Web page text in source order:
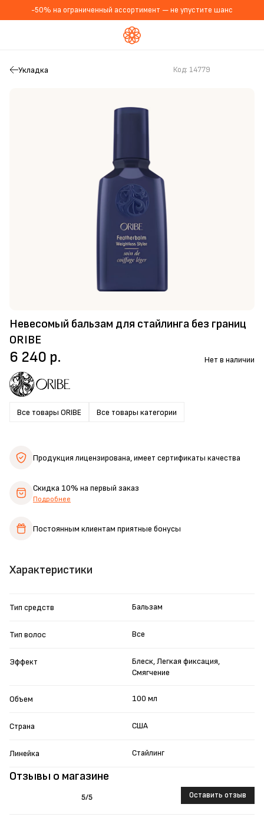
-50% на ограниченный ассортимент — не упустите шанс
Укладка
Невесомый бальзам для стайлинга без границ
ORIBE
Код: 14779
Все товары ORIBE Все товары категории
6 240 р. Нет в наличии
Отзывы о магазине
5/5 Оставить отзыв
Характеристики
Тип средств Бальзам
Тип волос Все
Эффект
Блеск, Легкая фиксация,
Смягчение
Объем 100 мл
Страна США
Линейка Стайлинг
Продукция лицензирована,имеет сертификаты качества
Скидка 10% на первый заказ
Подробнее
Постоянным клиентам приятные бонусы